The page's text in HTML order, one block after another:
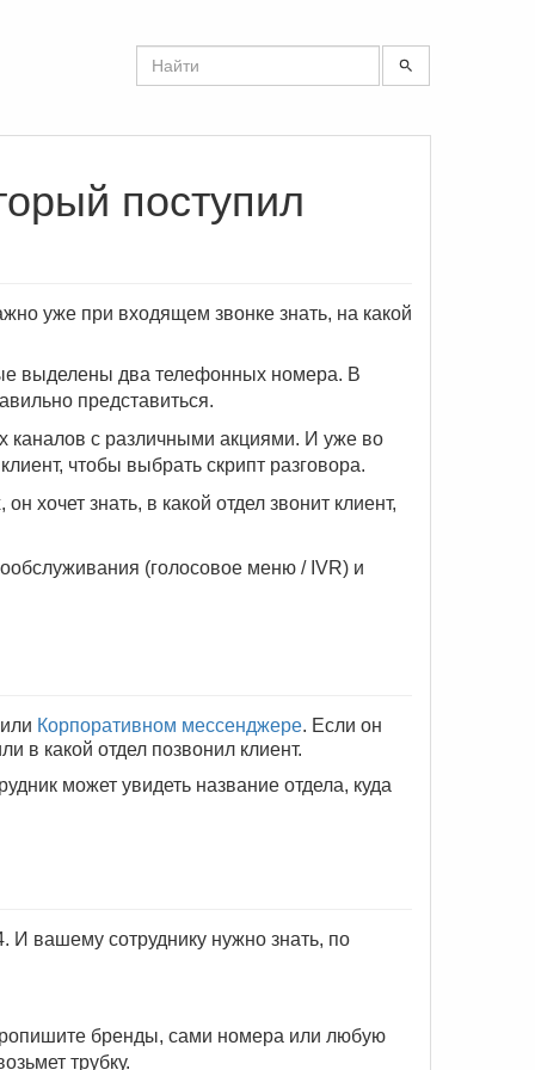
поступил
уже при входящем звонке знать, на какой
выделены два телефонных номера. В
представиться.
каналов с различными акциями. И уже во
чтобы выбрать скрипт разговора.
хочет знать, в какой отдел звонит клиент,
(голосовое меню / IVR) и
Корпоративном мессенджере. Если он
в какой отдел позвонил клиент.
может увидеть название отдела, куда
И вашему сотруднику нужно знать, по
бренды, сами номера или любую
трубку.